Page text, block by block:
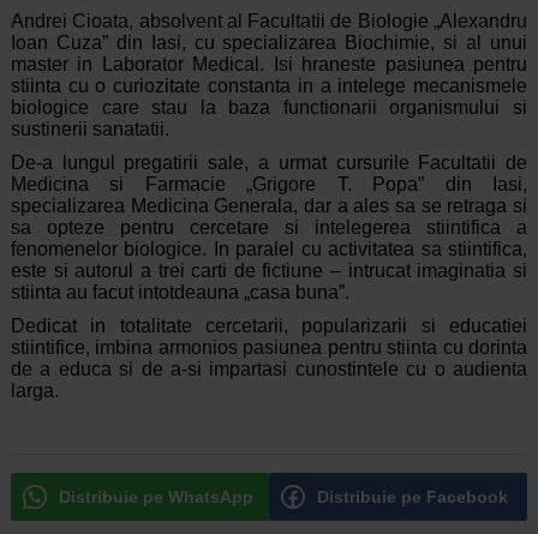
Andrei Cioata, absolvent al Facultatii de Biologie „Alexandru
Ioan Cuza” din Iasi, cu specializarea Biochimie, si al unui
master in Laborator Medical. Isi hraneste pasiunea pentru
stiinta cu o curiozitate constanta in a intelege mecanismele
biologice care stau la baza functionarii organismului si
sustinerii sanatatii.
De-a lungul pregatirii sale, a urmat cursurile Facultatii de
Medicina si Farmacie „Grigore T. Popa” din Iasi,
specializarea Medicina Generala, dar a ales sa se retraga si
sa opteze pentru cercetare si intelegerea stiintifica a
fenomenelor biologice. In paralel cu activitatea sa stiintifica,
este si autorul a trei carti de fictiune – intrucat imaginatia si
stiinta au facut intotdeauna „casa buna”.
Dedicat in totalitate cercetarii, popularizarii si educatiei
stiintifice, imbina armonios pasiunea pentru stiinta cu dorinta
de a educa si de a-si impartasi cunostintele cu o audienta
larga.
Distribuie pe WhatsApp Distribuie pe Facebook